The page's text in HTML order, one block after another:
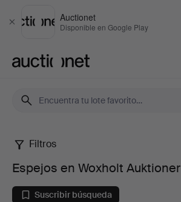
Cerrar
Auctionet
Disponible en Google Play
Espejos
en
Filtros
Espejos en Woxholt Auktioner
Suscribir búsqueda